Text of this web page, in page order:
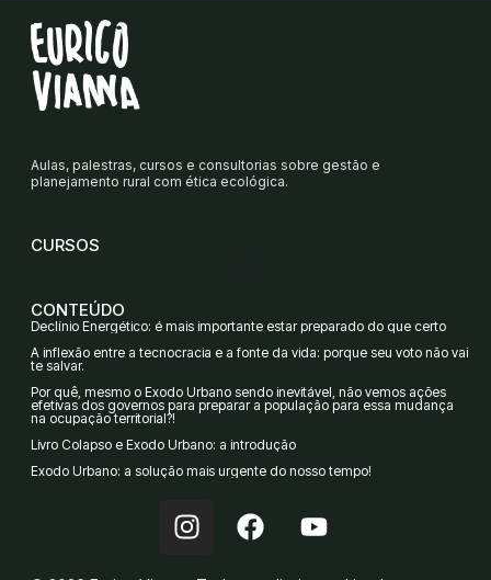
Aulas, palestras, cursos e consultorias sobre gestão e
planejamento rural com ética ecológica.
CURSOS
CONTEÚDO
Declínio Energético: é mais importante estar preparado do que certo
A inflexão entre a tecnocracia e a fonte da vida: porque seu voto não vai
te salvar.
Por quê, mesmo o Êxodo Urbano sendo inevitável, não vemos ações
efetivas dos governos para preparar a população para essa mudança
na ocupação territorial?!
Livro Colapso e Êxodo Urbano: a introdução
Êxodo Urbano: a solução mais urgente do nosso tempo!
I
n
F
a
Y
o